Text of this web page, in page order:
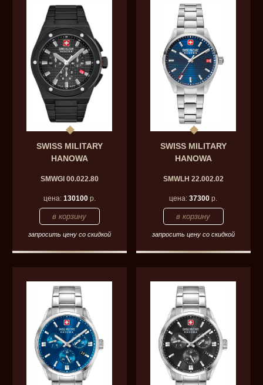
SWISS MILITARY
HANOWA
SMWGI 00.022.80
цена: 130100р.
запросить цену со скидкой
SWISS MILITARY
HANOWA
SMWLH 22.002.02
цена:37300 р.
запросить цену со скидкой